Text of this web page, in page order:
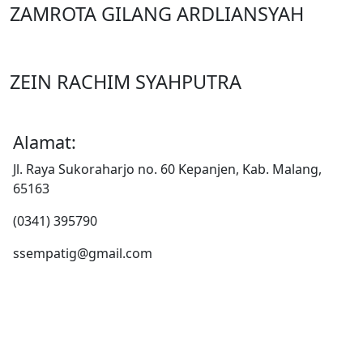
ZAMROTA GILANG ARDLIANSYAH
ZEIN RACHIM SYAHPUTRA
Alamat:
Jl. Raya Sukoraharjo no. 60 Kepanjen, Kab. Malang,
65163
(0341) 395790
ssempatig@gmail.com